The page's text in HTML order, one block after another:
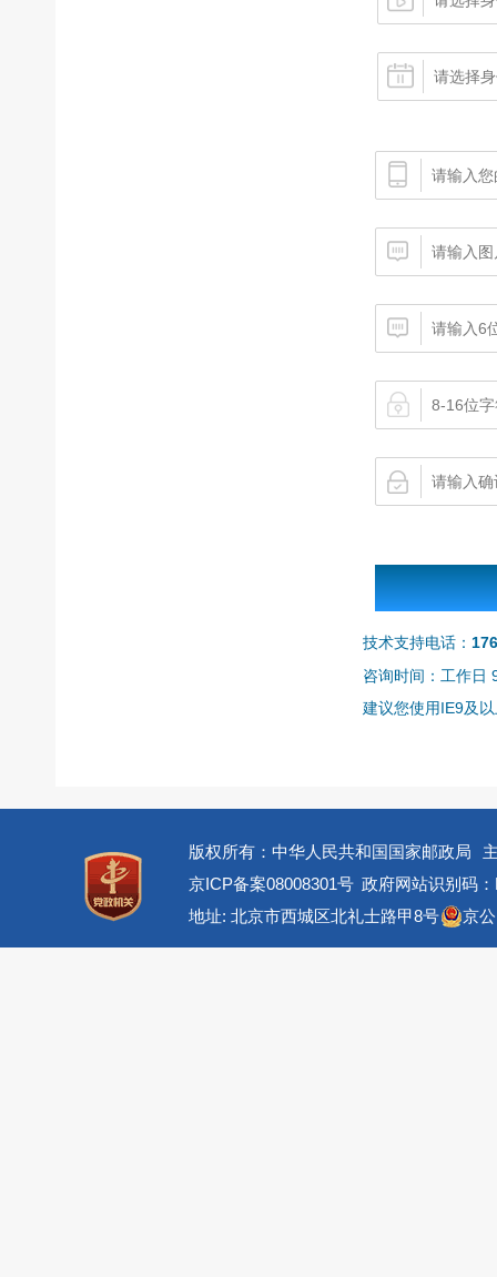
技术支持电话：
咨询时间：工作日
建议您使用IE9及
版权所有：中华人民共和国国家邮政局
京ICP备案08008301号 政府网站识别码
地址: 北京市西城区北礼士路甲8号
京